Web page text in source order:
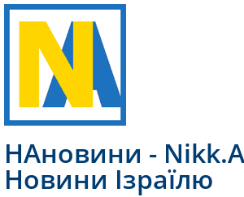
НАновини -
Новини Ізраїлю